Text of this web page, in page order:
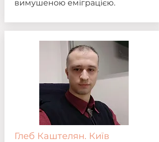
вимушеною еміграцією.
Глеб Каштелян. Київ